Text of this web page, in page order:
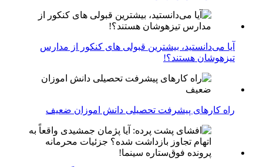
آیا می‌دانستید، بیشترین قبولی های کنکور از مدارس
تیزهوشان هستند؟!
راه کارهای پیشرفت تحصیلی دانش اموزان ضعیف